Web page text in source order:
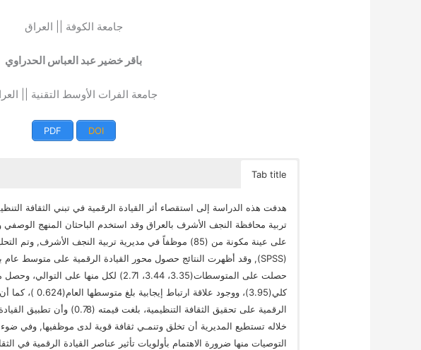
جامعة الكوفة || العراق
باقر خضير عبد العباس الحدراوي
جامعة الفرات الأوسط التقنية ||
DOI
PDF
Tab title
هدفت هذه الدراسة إلى استقصاء أثر القيادة الرقمية في تبني الثقافة
تربية محافظة النجف الأشرف بالعراق وقد استخدم الباحثان المنهج الوصفي
على عينة مكونة من (85) موظفاً في مديرية تربية النجف الأشرف,
حصلت على المتوسطات(3.35، 3.44، 2.71) لكل منها
كلي(3.95)، ووجود
الرقمية على تحقيق الثقافة
خلاله تستطيع المديرية أن تخلق وتنمـي ثقافة قوية لدى موظفيها, وفي
التوصيات منها ضرورة الاهتمام بأولويات تأثير عناصر القيادة الرقمية في